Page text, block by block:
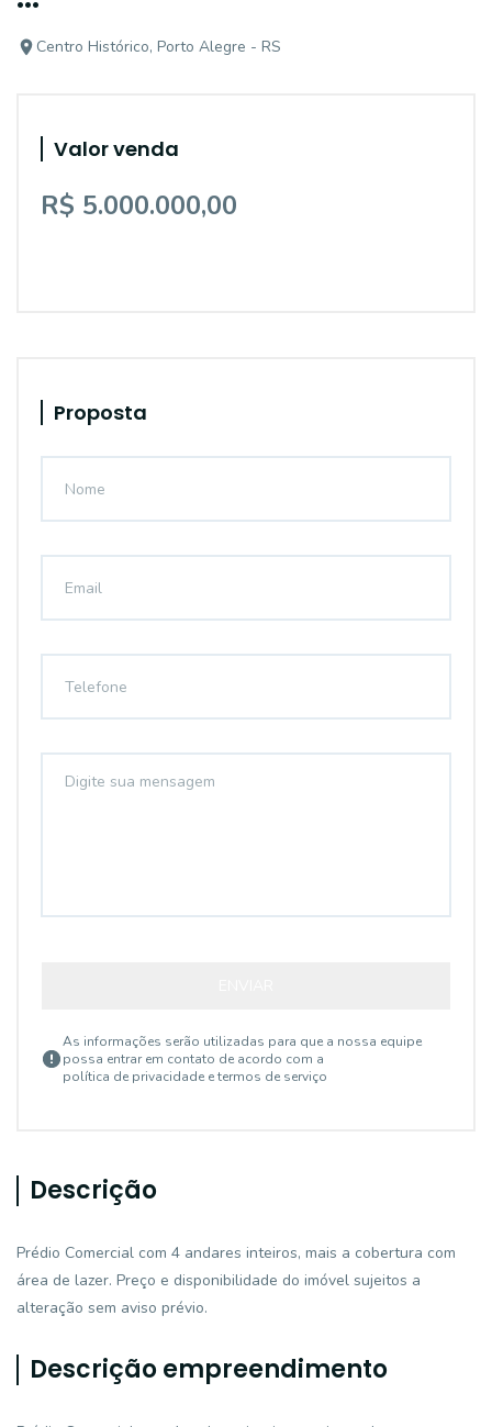
Centro Histórico, Porto Alegre - RS
Valor venda
R$ 5.000.000,00
Proposta
As informações serão utilizadas para que a nossa equipe
possa entrar em contato de acordo com a
política de privacidade e termos de serviço
Descrição
Prédio Comercial com 4 andares inteiros, mais a cobertura com
área de lazer. Preço e disponibilidade do imóvel sujeitos a
alteração sem aviso prévio.
Descrição empreendimento